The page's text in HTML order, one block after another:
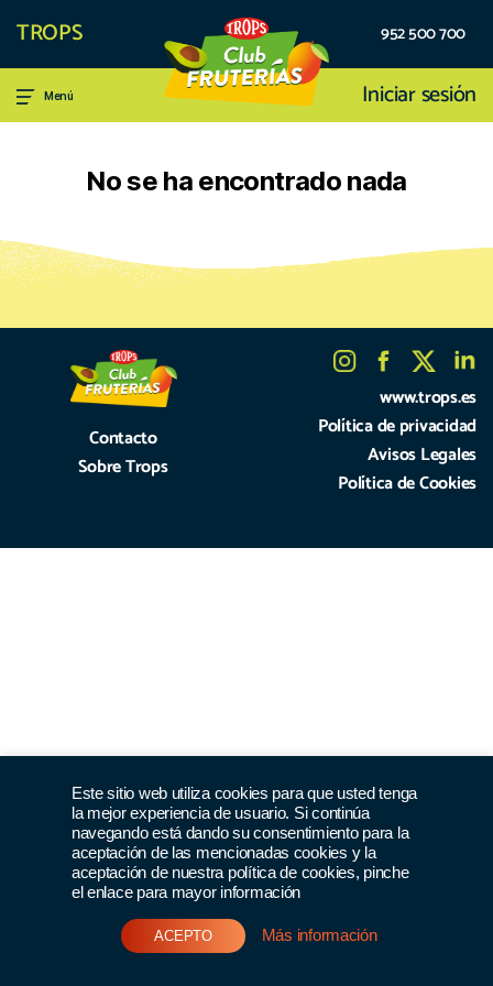
TROPS 952 500 700
Menú Iniciar sesión
No se ha encontrado nada
Contacto
Sobre Trops
www.trops.es
Política de privacidad
Avisos Legales
Política de Cookies
Únete al club >
Este sitio web utiliza cookies para que usted tenga
la mejor experiencia de usuario. Si continúa
navegando está dando su consentimiento para la
aceptación de las mencionadas cookies y la
aceptación de nuestra política de cookies, pinche
el enlace para mayor información
ACEPTO Más información